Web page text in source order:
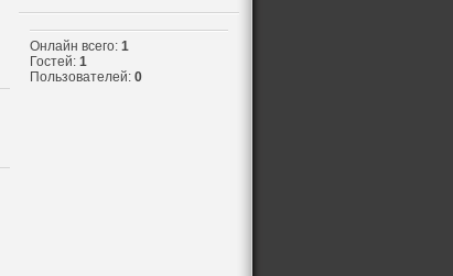
Онлайн всего: 1
Гостей: 1
Пользователей: 0